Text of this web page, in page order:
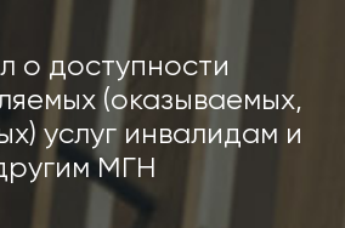
о доступности
(оказываемых,
услуг инвалидам и
МГН